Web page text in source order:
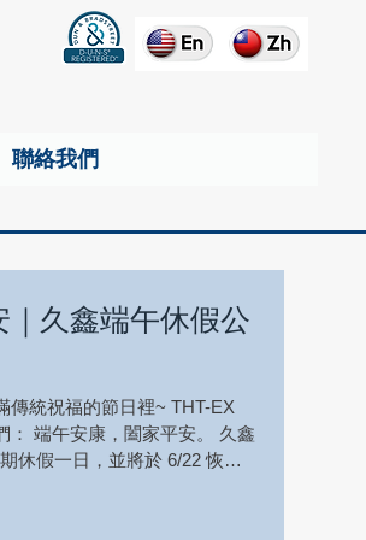
聯絡我們
久鑫端午休假公
傳統祝福的節日裡~ THT-EX
： 端午安康，闔家平安。 久鑫
休假一日，並將於 6/22 恢復